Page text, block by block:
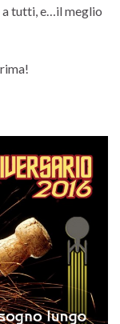
a tutti, e…il meglio